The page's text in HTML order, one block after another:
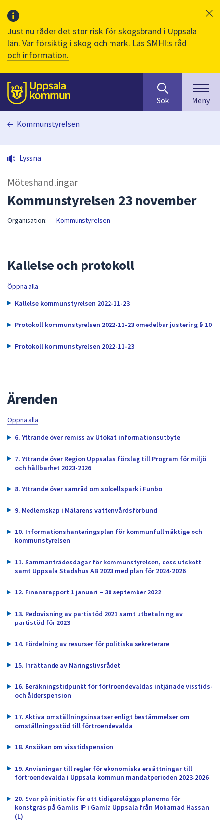
Just nu råder det stor risk för skogsbrand i Uppsala
län. Var försiktig i skog och mark. Läs SMHI:s råd
och information.
Till sidans
huvudinnehåll
efter
innehåll
på
sökfältet
kommer
navigera
av
Sök Meny
Kommunstyrelsen
Lyssna
Möteshandlingar
Kommunstyrelsen 23 november
Organisation: Kommunstyrelsen
Kallelse och protokoll
Öppna alla
Kallelse kommunstyrelsen 2022-11-23
Protokoll kommunstyrelsen 2022-11-23 omedelbar justering § 10
Protokoll kommunstyrelsen 2022-11-23
Ärenden
Öppna alla
6. Yttrande över remiss av Utökat informationsutbyte
7. Yttrande över Region Uppsalas förslag till Program för miljö
och hållbarhet 2023-2026
8. Yttrande över samråd om solcellspark i Funbo
9. Medlemskap i Mälarens vattenvårdsförbund
10. Informationshanteringsplan för kommunfullmäktige och
kommunstyrelsen
11. Sammanträdesdagar för kommunstyrelsen, dess utskott
samt Uppsala Stadshus AB 2023 med plan för 2024-2026
12. Finansrapport 1 januari – 30 september 2022
13. Redovisning av partistöd 2021 samt utbetalning av
partistöd för 2023
14. Fördelning av resurser för politiska sekreterare
15. Inrättande av Näringslivsrådet
16. Beräkningstidpunkt för förtroendevaldas intjänade visstids-
och ålderspension
17. Aktiva omställningsinsatser enligt bestämmelser om
omställningsstöd till förtroendevalda
18. Ansökan om visstidspension
19. Anvisningar till regler för ekonomiska ersättningar till
förtroendevalda i Uppsala kommun mandatperioden 2023-2026
20. Svar på initiativ för att tidigarelägga planerna för
konstgräs på Gamlis IP i Gamla Uppsala från Mohamad Hassan
(L)